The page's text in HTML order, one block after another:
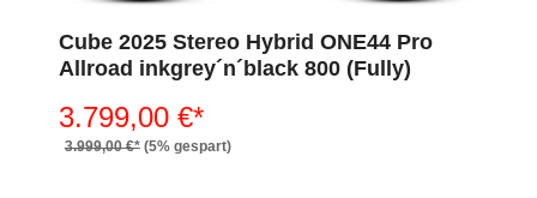
Cube 2025 Stereo Hybrid ONE44 Pro
Allroad inkgrey´n´black 800 (Fully)
3.799,00 €*
3.999,00 €* (5% gespart)